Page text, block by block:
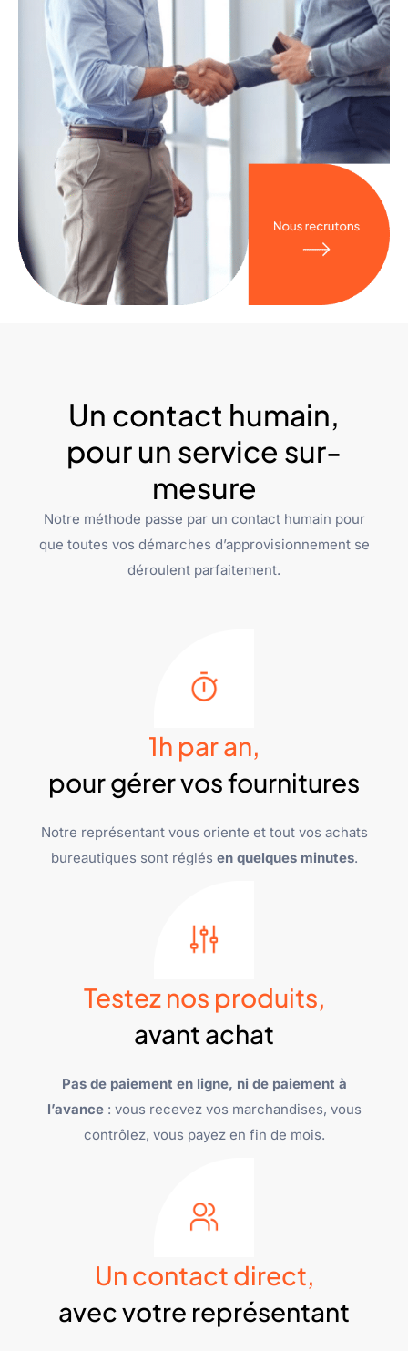
Un contact humain,
pour un service sur-
mesure
Notre méthode passe par un contact humain pour
que toutes vos démarches d’approvisionnement se
déroulent parfaitement.
1h par an,
pour gérer vos fournitures
Notre représentant vous oriente et tout vos achats
bureautiques sont réglés en quelques minutes.
Testez nos produits,
avant achat
Pas de paiement en ligne, ni de paiement à
l’avance: vous recevez vos marchandises, vous
contrôlez, vous payez en fin de mois.
Un contact direct,
avec votre représentant